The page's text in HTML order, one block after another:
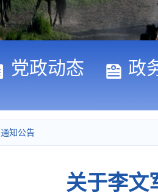
党政动态 政
通知公告
关于李文